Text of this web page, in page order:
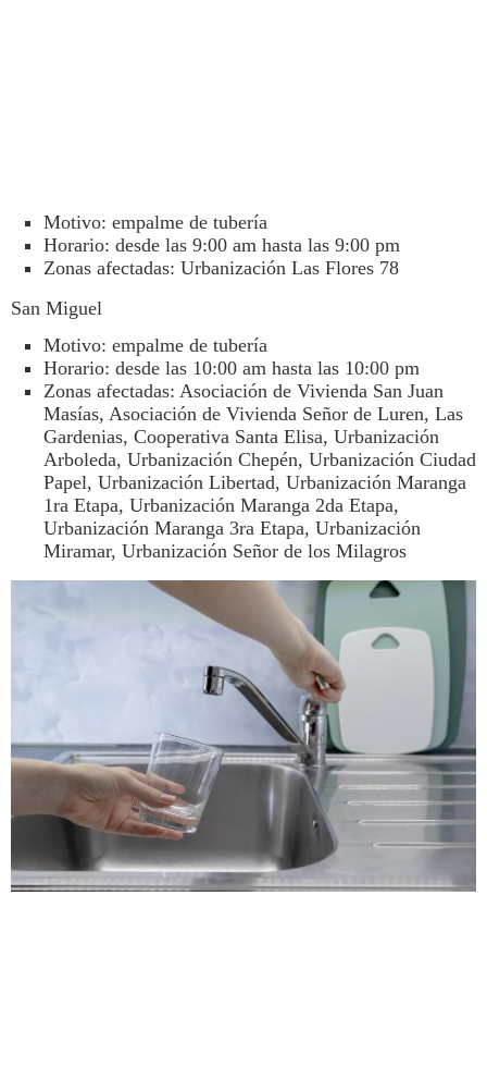
Motivo: empalme de tubería
Horario: desde las 9:00 am hasta las 9:00 pm
Zonas afectadas: Urbanización Las Flores 78
San Miguel
Motivo: empalme de tubería
Horario: desde las 10:00 am hasta las 10:00 pm
Zonas afectadas: Asociación de Vivienda San Juan
Masías, Asociación de Vivienda Señor de Luren, Las
Gardenias, Cooperativa Santa Elisa, Urbanización
Arboleda, Urbanización Chepén, Urbanización Ciudad
Papel, Urbanización Libertad, Urbanización Maranga
1ra Etapa, Urbanización Maranga 2da Etapa,
Urbanización Maranga 3ra Etapa, Urbanización
Miramar, Urbanización Señor de los Milagros